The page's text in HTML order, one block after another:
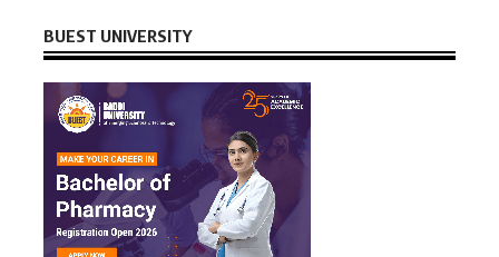
BUEST UNIVERSITY